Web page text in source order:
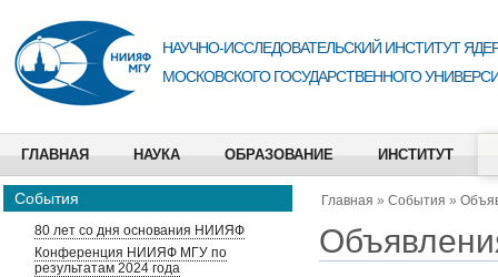
НАУЧНО-ИССЛЕДОВАТЕЛЬСКИЙ ИНСТИТУТ
МОСКОВСКОГО ГОСУДАРСТВЕННОГО
ГЛАВНАЯ НАУКА ОБРАЗОВАНИЕ ИНСТИТУТ
События
80 лет со дня основания НИИЯФ
Конференция НИИЯФ МГУ по
результатам 2024 года
Главная » События »